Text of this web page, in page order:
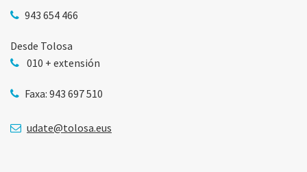
943 654 466
Desde Tolosa
010 + extensión
Faxa: 943 697 510
udate@tolosa.eus